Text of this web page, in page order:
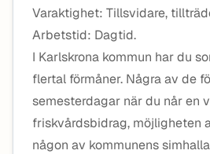
Varaktighet: Tillsvidare,
Arbetstid: Dagtid.
I Karlskrona kommun har du
flertal förmåner. Några av de
semesterdagar när du når en
friskvårdsbidrag, möjligheten
någon av kommunens